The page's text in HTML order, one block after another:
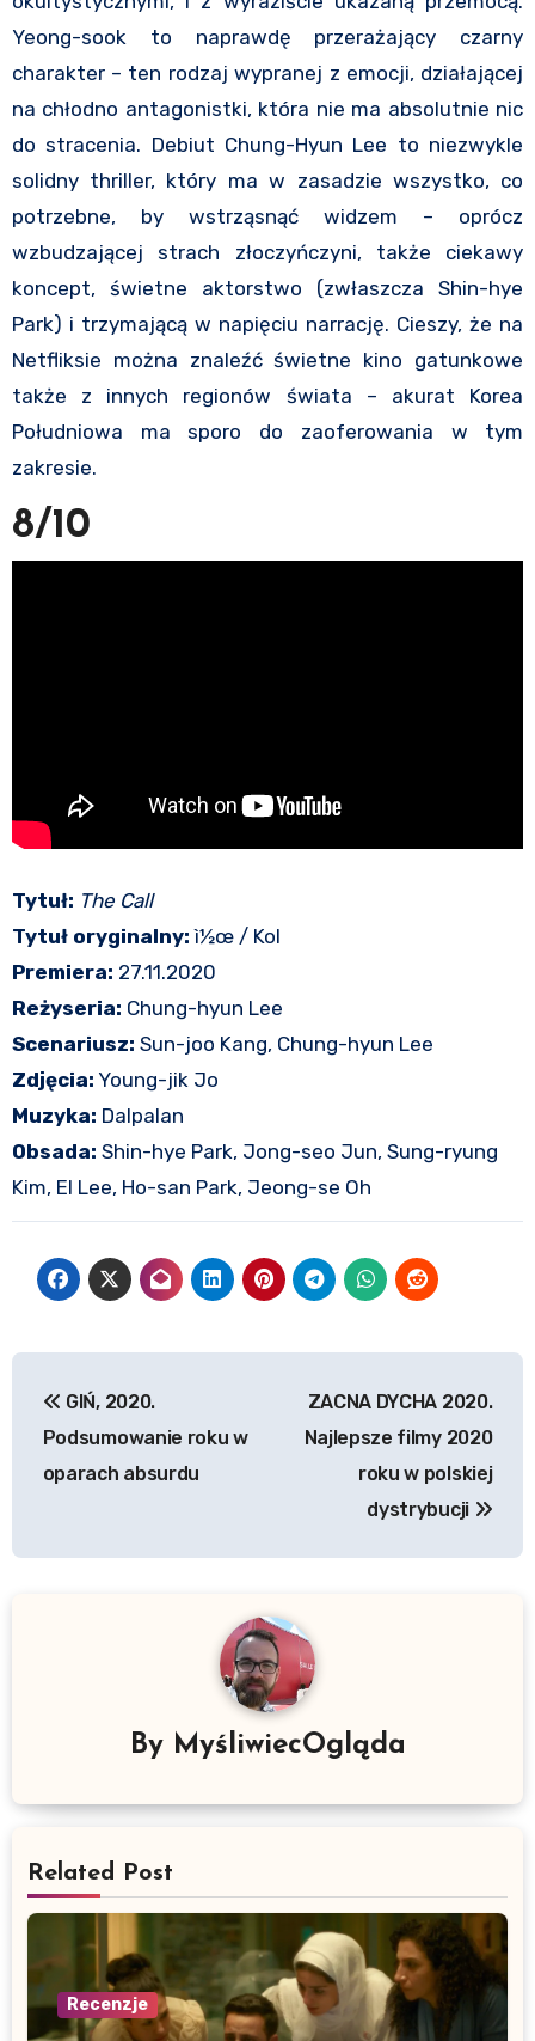
Yeong-sook to naprawdę przerażający czarny
charakter – ten rodzaj wypranej z emocji, działającej
na chłodno antagonistki, która nie ma absolutnie nic
do stracenia. Debiut Chung-Hyun Lee to niezwykle
solidny thriller, który ma w zasadzie wszystko, co
potrzebne, by wstrząsnąć widzem – oprócz
wzbudzającej strach złoczyńczyni, także ciekawy
koncept, świetne aktorstwo (zwłaszcza Shin-hye
Park) i trzymającą w napięciu narrację. Cieszy, że na
Netfliksie można znaleźć świetne kino gatunkowe
także z innych regionów świata – akurat Korea
Południowa ma sporo do zaoferowania w tym
zakresie.
8/10
Tytuł: The Call
Tytuł oryginalny: ì½œ / Kol
Premiera: 27.11.2020
Reżyseria: Chung-hyun Lee
Scenariusz: Sun-joo Kang, Chung-hyun Lee
Zdjęcia: Young-jik Jo
Muzyka: Dalpalan
Obsada: Shin-hye Park, Jong-seo Jun, Sung-ryung
Kim, El Lee, Ho-san Park, Jeong-se Oh
wpisu
GIŃ, 2020.
Podsumowanie roku w
oparach absurdu
ZACNA DYCHA 2020.
Najlepsze filmy 2020
roku w polskiej
dystrybucji
By MyśliwiecOgląda
Related Post
Recenzje